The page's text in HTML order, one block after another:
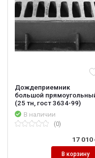
Дождеприемник
большой
(25 тн, гост 3634-99)
В наличии
(0)
17 010
В корзину